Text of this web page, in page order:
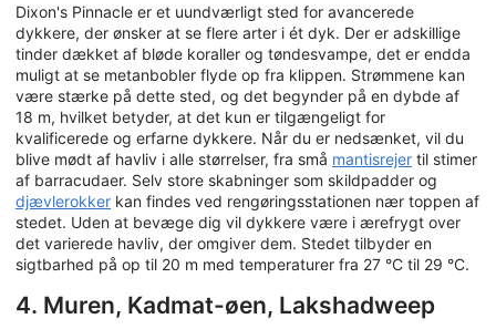
Dixon's Pinnacle er et uundværligt sted for avancerede
dykkere, der ønsker at se flere arter i ét dyk. Der er adskillige
tinder dækket af bløde koraller og tøndesvampe, det er endda
muligt at se metanbobler flyde op fra klippen. Strømmene kan
være stærke på dette sted, og det begynder på en dybde af
18 m, hvilket betyder, at det kun er tilgængeligt for
kvalificerede og erfarne dykkere. Når du er nedsænket, vil du
blive mødt af havliv i alle størrelser, fra små mantisrejer til stimer
af barracudaer. Selv store skabninger som skildpadder og
djævlerokker kan findes ved rengøringsstationen nær toppen af
stedet. Uden at bevæge dig vil dykkere være i ærefrygt over
det varierede havliv, der omgiver dem. Stedet tilbyder en
sigtbarhed på op til 20 m med temperaturer fra 27 °C til 29 °C.
4. Muren, Kadmat-øen, Lakshadweep